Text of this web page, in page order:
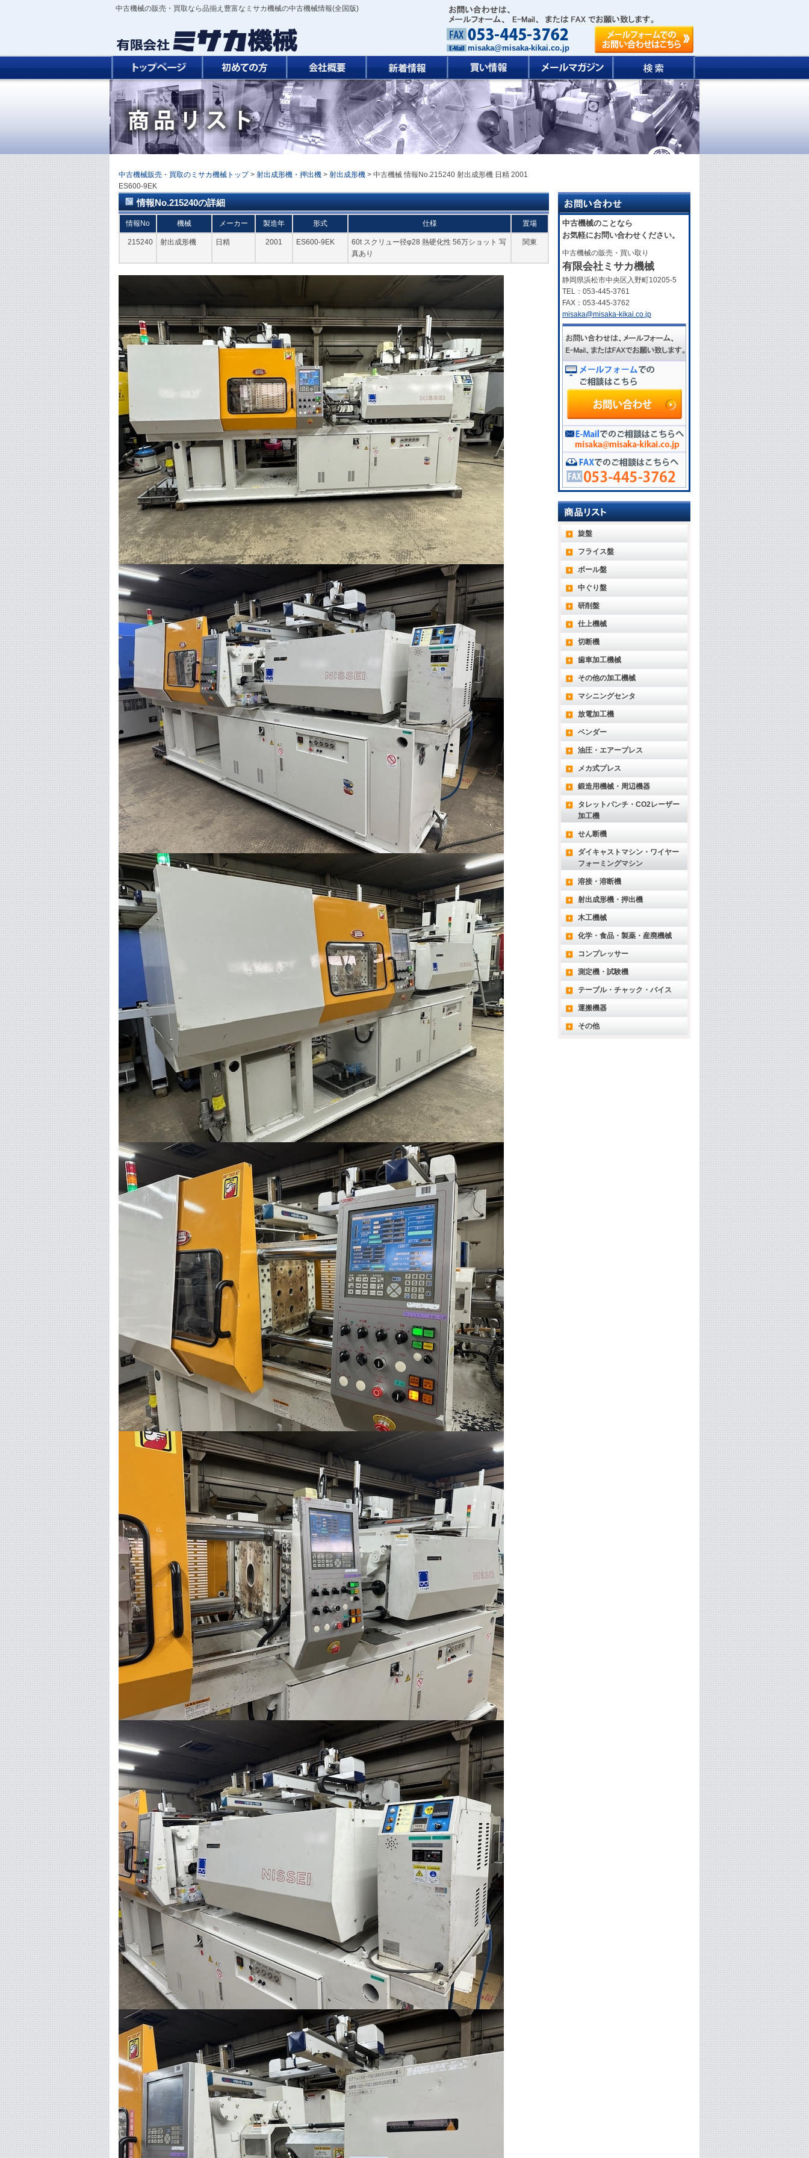
中古機械の販売・買取なら品揃え豊富なミサカ機械の中古機械情報(全国版)
misaka@misaka-kikai.co.jp
中古機械販売・買取のミサカ機械トップ > 射出成形機・押出機 > 射出成形機 > 中古機械 情報No.215240 射出成形機 日精 2001
ES600-9EK
情報No.215240の詳細
情報No 機械 メーカー 製造年 形式 仕様 置場
215240 射出成形機 日精 2001 ES600-9EK
60t スクリュー径φ28 熱硬化性 56万ショット 写
真あり
関東
中古機械のことなら
お気軽にお問い合わせください。
中古機械の販売・買い取り
有限会社ミサカ機械
静岡県浜松市中央区入野町10205-5
TEL：053-445-3761
FAX：053-445-3762
misaka@misaka-kikai.co.jp
旋盤
フライス盤
ボール盤
中ぐり盤
研削盤
仕上機械
切断機
歯車加工機械
その他の加工機械
マシニングセンタ
放電加工機
ベンダー
油圧・エアープレス
メカ式プレス
鍛造用機械・周辺機器
タレットパンチ・CO2レーザー
加工機
せん断機
ダイキャストマシン・ワイヤー
フォーミングマシン
溶接・溶断機
射出成形機・押出機
木工機械
化学・食品・製薬・産廃機械
コンプレッサー
測定機・試験機
テーブル・チャック・バイス
運搬機器
その他